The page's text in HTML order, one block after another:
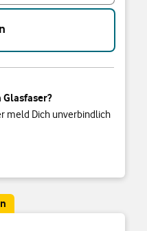
meld Dich unverbindlich